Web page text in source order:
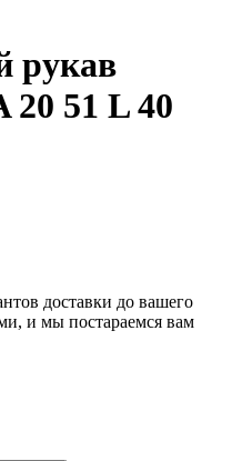
рукав
20 51 L 40
доставки до вашего
и мы постараемся вам